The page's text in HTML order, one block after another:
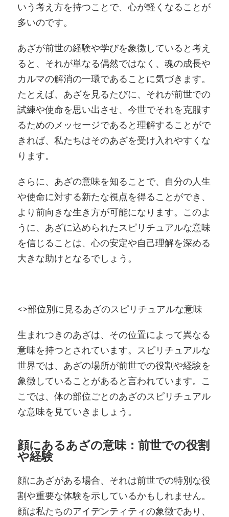
いう考え方を持つことで、心が軽くなることが
多いのです。
あざが前世の経験や学びを象徴していると考え
ると、それが単なる偶然ではなく、魂の成長や
カルマの解消の一環であることに気づきます。
たとえば、あざを見るたびに、それが前世での
試練や使命を思い出させ、今世でそれを克服す
るためのメッセージであると理解することがで
きれば、私たちはそのあざを受け入れやすくな
ります。
さらに、あざの意味を知ることで、自分の人生
や使命に対する新たな視点を得ることができ、
より前向きな生き方が可能になります。このよ
うに、あざに込められたスピリチュアルな意味
を信じることは、心の安定や自己理解を深める
大きな助けとなるでしょう。
<>部位別に見るあざのスピリチュアルな意味
生まれつきのあざは、その位置によって異なる
意味を持つとされています。スピリチュアルな
世界では、あざの場所が前世での役割や経験を
象徴していることがあると言われています。こ
こでは、体の部位ごとのあざのスピリチュアル
な意味を見ていきましょう。
顔にあるあざの意味：前世での役割
や経験
顔にあざがある場合、それは前世での特別な役
割や重要な体験を示しているかもしれません。
顔は私たちのアイデンティティの象徴であり、